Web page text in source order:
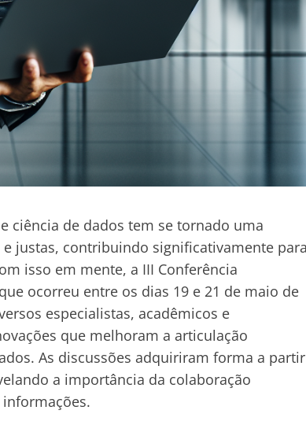
ciência de dados tem se tornado uma
justas, contribuindo significativamente
isso em mente, a III Conferência
ocorreu entre os dias 19 e 21 de maio de
especialistas, acadêmicos e
que melhoram a articulação
As discussões adquiriram forma a partir
a importância da colaboração